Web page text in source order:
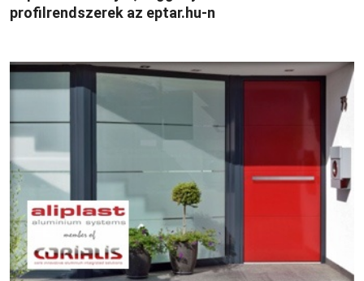
profilrendszerek az eptar.hu-n